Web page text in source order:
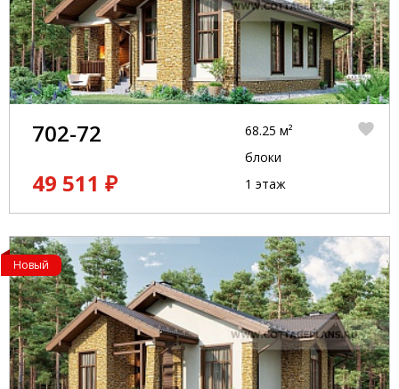
702-72
49 511 ₽
68.25 м²
блоки
1 этаж
Новый